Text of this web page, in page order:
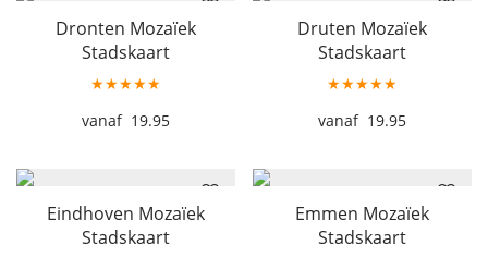
Dronten Mozaïek
Stadskaart
★★★★★
19.95
Druten Mozaïek
Stadskaart
★★★★★
19.95
Eindhoven Mozaïek
Stadskaart
Emmen Mozaïek
Stadskaart